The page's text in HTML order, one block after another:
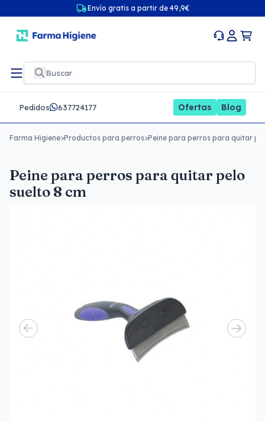
Envío gratis a partir de 49,9€
Pedidos 637724177 Ofertas Blog
Farma Higiene>Productos para perros>Peine para perros para quitar
Peine para perros para quitar pelo
suelto 8 cm